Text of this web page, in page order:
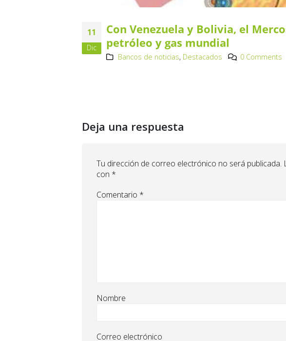
11
Dic
Con Venezuela y Bolivia, el
petróleo y gas mundial
Bancos de noticias, Destacados 0 Comments
Deja una respuesta
Tu dirección de correo electrónico no será publicada.
con *
Comentario *
Nombre
Correo electrónico